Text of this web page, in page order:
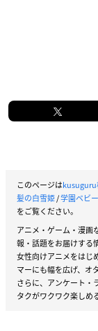
このページは
髪の白雪姫/学園ベビ
をご覧ください。
アニメ・ゲーム・漫画
報・話題をお届けする
女性向けアニメをはじ
マーにも幅を広げ、オ
さらに、アンケート・
タクがワクワク楽しめ